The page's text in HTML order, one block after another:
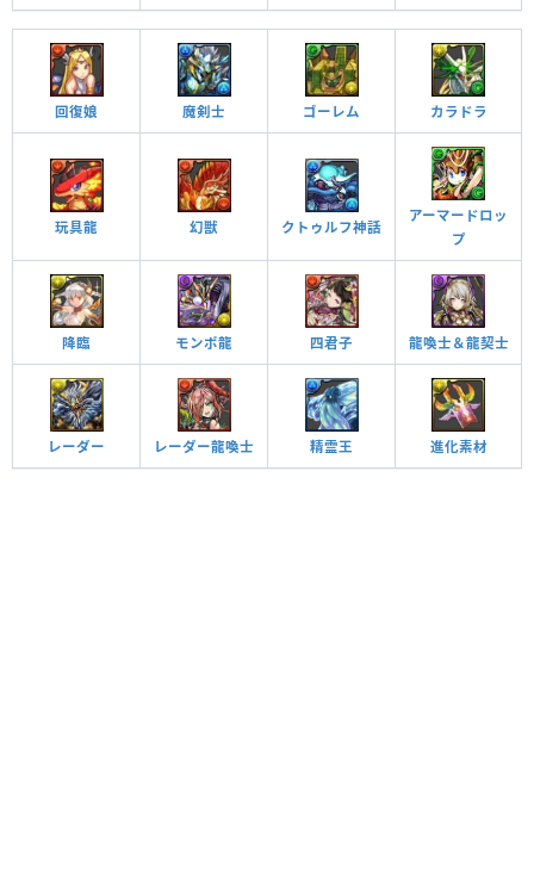
回復娘 魔剣士 ゴーレム カラドラ
玩具龍 幻獣 クトゥルフ神話
アーマードロッ
プ
降臨 モンポ龍 四君子 龍喚士＆龍契士
レーダー レーダー龍喚士 精霊王 進化素材